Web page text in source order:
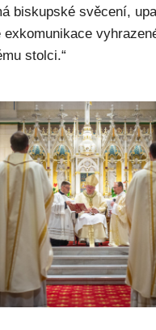
biskupské svěcení,
exkomunikace
stolci.“